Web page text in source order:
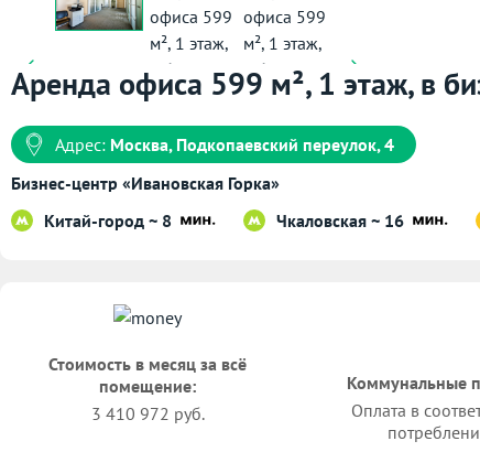
Аренда офиса 599 м², 1 этаж, в
Адрес: Москва, Подкопаевский переулок, 4
Бизнес-центр «Ивановская Горка»
Китай-город ~ 8
Чкаловская ~ 16
Стоимость в месяц за всё
помещение:
3 410 972 руб.
Коммунальные
Оплата в